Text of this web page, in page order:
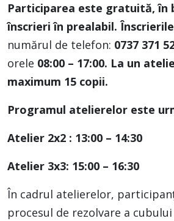
Participarea este gratuită, în
înscrieri în prealabil. Înscrierile
numărul de telefon: 0737 371
orele 08:00 – 17:00. La un
maximum 15 copii.
Programul atelierelor este
Atelier 2x2 : 13:00 – 14:30
Atelier 3x3: 15:00 – 16:30
În cadrul atelierelor,
procesul de rezolvare a